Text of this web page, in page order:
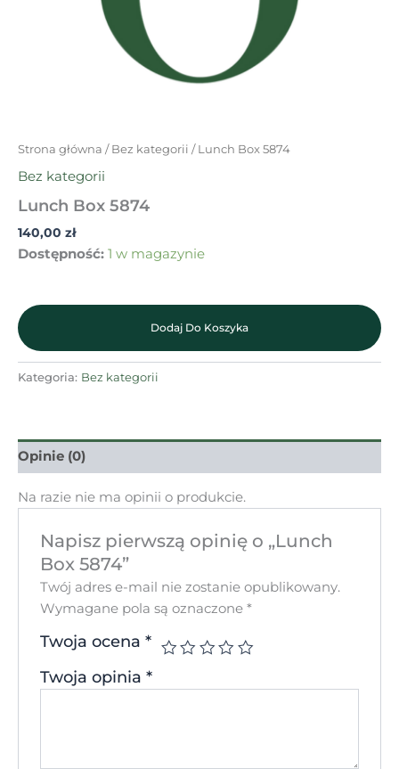
Strona główna /Bez kategorii / Lunch Box 5874
Bez kategorii
Lunch Box 5874
140,00 zł
Dostępność: 1 w magazynie
Dodaj Do Koszyka
Kategoria: Bez kategorii
Opinie (0)
Na razie nie ma opinii o produkcie.
Napisz pierwszą opinię o „Lunch
Box 5874”
Twój adres e-mail nie zostanie opublikowany.
Wymagane pola są oznaczone*
Twoja ocena*
Twoja opinia*